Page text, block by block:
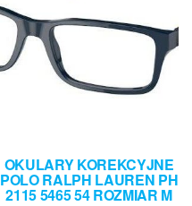
OKULARY KOREKCYJNE
POLO RALPH LAUREN PH
2115 5465 54 ROZMIAR M